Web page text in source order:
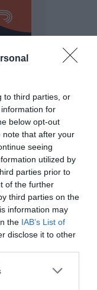
to third parties, or
for
below opt-out
note that after your
seeing
utilized by
parties prior to
of the further
third parties on the
information may
the IAB’s List of
disclose it to other
or more Google